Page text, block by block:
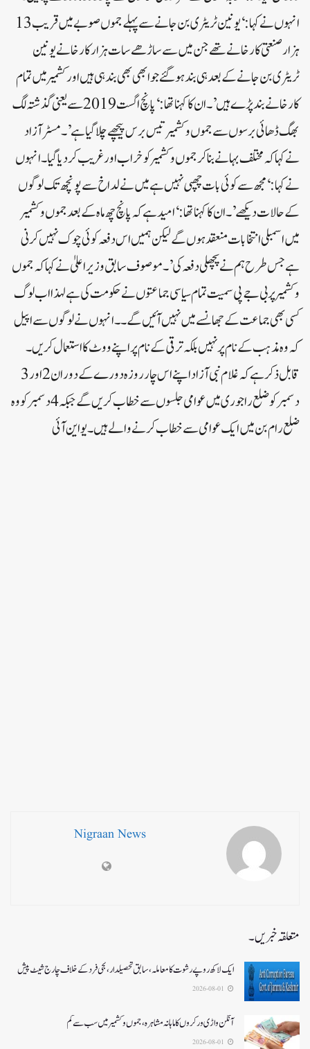
انہوں نے کہا: ‘یونین ٹریٹری بن جانے سے پہلے جموں صوبے میں قریب13
ہزار صنعتی کارخانے تھے جن میں سے ساڑھے سات ہزار کارخانے یونین
ٹریٹری بن جانے کے بعد ہی بند ہوگئے جو ابھی بھی بند ہی ہیں اور کشمیر میں تمام
کارخانے بند پڑے ہیں’۔ان کا کہنا تھا: ‘پانچ اگست 2019 سے یعنی گذشتہ لگ
بھگ ڈھائی برسوں سے جموں وکشمیر تیس برس پیچھے چلا گیا ہے ’۔مسٹرآزاد
نے کہا کہ مختلف بہانے بنا کر جموں وکشمیر کو خراب اور غریب کر دیا گیا۔انہوں
نے کہا: ‘مجھ سے کوئی بات چھپی نہیں ہے میں نے لداخ سے پونچھ تک لوگوں
کے حالات دیکھے ’۔ان کا کہنا تھا: ‘امید ہے کہ پانچ چھ ماہ کے بعد جموں وکشمیر
میں اسمبلی انتخابات منعقد ہوں گے لیکن ہمیں اس دفعہ کوئی چوک نہیں کرنی
ہے جس طرح ہم نے پچھلی دفعہ کی’۔موصوف سابق وزیر اعلیٰ نے کہا کہ جموں
وکشمیر پر بی جے پی سمیت تمام سیاسی جماعتوں نے حکومت کی ہے لہذا اب لوگ
کسی بھی جماعت کے جھانسے میں نہیں آئیں گے ۔۔انہوں نے لوگوں سے اپیل
کہ وہ مذہب کے نام پر نہیں بلکہ ترقی کے نام پر اپنے ووٹ کا استعمال کریں۔
قابل ذکر ہے کہ غلام نبی آزاد اپنے اس چار روزہ دورے کے دوران 2 اور 3
دسمبر کو ضلع راجوری میں عوامی جلسوں سے خطاب کریں گے جبکہ 4 دسمبر کو وہ
ضلع رام بن میں ایک عوامی سے خطاب کرنے والے ہیں۔یو این آئی
Nigraan News
متعلقہ خبریں۔
ایک لاکھ روپے رشوت کا معاملہ،سابق تحصیلدار، نجی فرد کے خلاف چارج شیٹ پیش
آنگن واڑی ورکروں کا ماہانہ مشاہرہ، جموں و کشمیر میں سب سے کم